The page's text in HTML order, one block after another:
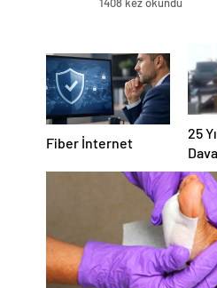
1408 kez okundu
Fiber İnternet
25